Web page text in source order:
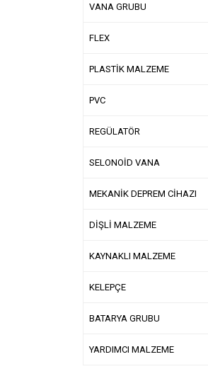
VANA GRUBU
FLEX
PLASTİK MALZEME
PVC
REGÜLATÖR
SELONOİD VANA
MEKANİK DEPREM CİHAZI
DİŞLİ MALZEME
KAYNAKLI MALZEME
KELEPÇE
BATARYA GRUBU
YARDIMCI MALZEME